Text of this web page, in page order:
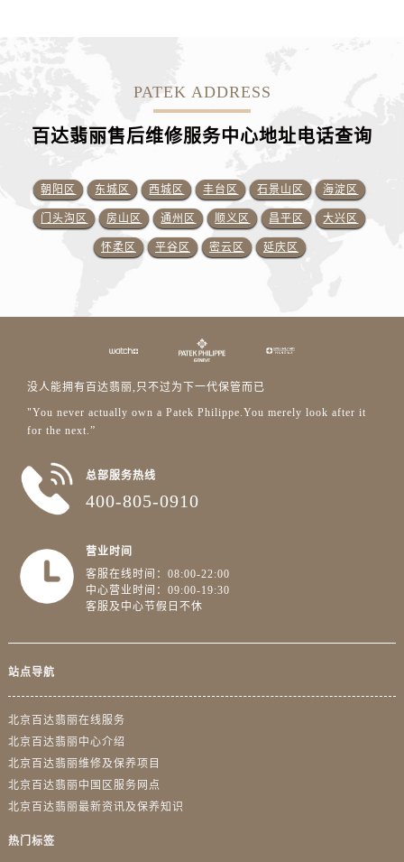
PATEK ADDRESS
百达翡丽售后维修服务中心地址电话查询
朝阳区 东城区 西城区 丰台区 石景山区 海淀区
门头沟区 房山区 通州区 顺义区 昌平区 大兴区
怀柔区 平谷区 密云区 延庆区
没人能拥有百达翡丽,只不过为下一代保管而已
"You never actually own a Patek Philippe.You merely look after it
for the next.”
总部服务热线
400-805-0910
营业时间
客服在线时间：08:00-22:00
中心营业时间：09:00-19:30
客服及中心节假日不休
站点导航
北京百达翡丽在线服务
北京百达翡丽中心介绍
北京百达翡丽维修及保养项目
北京百达翡丽中国区服务网点
北京百达翡丽最新资讯及保养知识
热门标签